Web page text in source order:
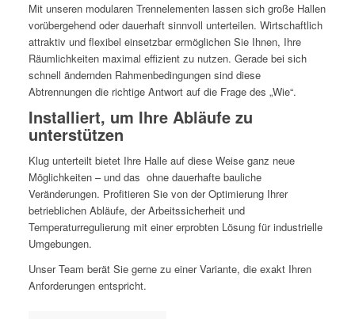
Mit unseren modularen Trennelementen lassen sich große Hallen
vorübergehend oder dauerhaft sinnvoll unterteilen. Wirtschaftlich
attraktiv und flexibel einsetzbar ermöglichen Sie Ihnen, Ihre
Räumlichkeiten maximal effizient zu nutzen. Gerade bei sich
schnell ändernden Rahmenbedingungen sind diese
Abtrennungen die richtige Antwort auf die Frage des „Wie“.
Installiert, um Ihre Abläufe zu
unterstützen
Klug unterteilt bietet Ihre Halle auf diese Weise ganz neue
Möglichkeiten – und das ohne dauerhafte bauliche
Veränderungen. Profitieren Sie von der Optimierung Ihrer
betrieblichen Abläufe, der Arbeitssicherheit und
Temperaturregulierung mit einer erprobten Lösung für industrielle
Umgebungen.
Unser Team berät Sie gerne zu einer Variante, die exakt Ihren
Anforderungen entspricht.